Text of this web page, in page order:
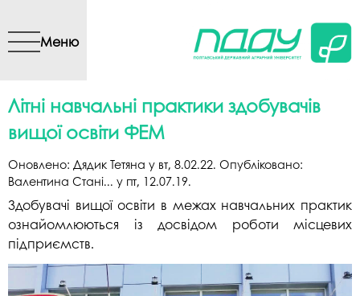
вмісту
Меню
Літні навчальні практики здобувачів
вищої освіти ФЕМ
Оновлено: Дядик Тетяна у вт, 8.02.22. Опубліковано:
Валентина Стані... у пт, 12.07.19.
Здобувачі вищої освіти в межах навчальних практик
ознайомлюються із досвідом роботи місцевих
підприємств.